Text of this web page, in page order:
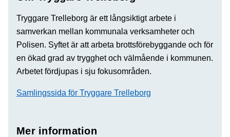
Tryggare Trelleborg är ett långsiktigt arbete i
samverkan mellan kommunala verksamheter och
Polisen. Syftet är att arbeta brottsförebyggande och för
en ökad grad av trygghet och välmående i kommunen.
Arbetet fördjupas i sju fokusområden.
Samlingssida för Tryggare Trelleborg
Mer information